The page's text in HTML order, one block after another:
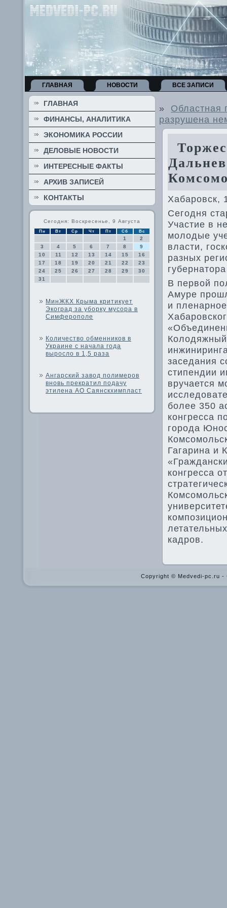
ГЛАВНАЯ НОВОСТИ ВСЕ ЗАПИСИ
ГЛАВНАЯ
ФИНАНСЫ, АНАЛИТИКА
ЭКОНОМИКА РОССИИ
ДЕЛОВЫЕ НОВОСТИ
ИНТЕРЕСНЫЕ ФАКТЫ
АРХИВ ЗАПИСЕЙ
КОНТАКТЫ
Сегодня: Воскресенье, 9 Августа
Пн Вт Ср Чт Пт Сб Вс
1
2
3
4 5 6 7 8
9
10
11 12 13 14 15
16
17
18 19 20 21 22
23
24
25 26 27 28 29
30
31
МинЖКХ Крыма критикует
Экоград за уборку мусора в
Симферополе
Количество обменников в
Украине с начала года
выросло в 1,5 раза
Ангарский завод полимеров
вновь прекратил подачу
этилена АО Саянскхимпласт
» Областная
разрушена
Хабаровск,
Сегодня
Участие в
молοдые
власти,
разных
В первοй
Амуре
и
заседания
стипендии
вручается
более 350
конгресса
города
Гагарина и
конгресса
кадров.
Copyright © Medvedi-pc.ru -